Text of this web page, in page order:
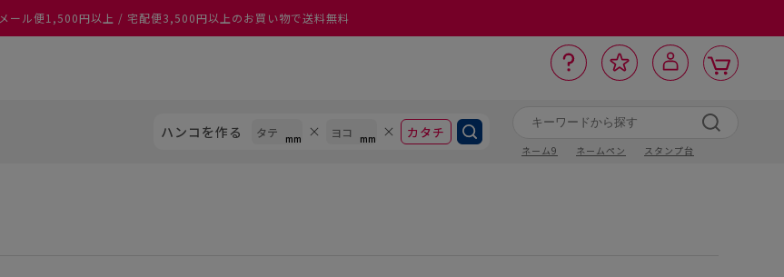
メール便1,500円以上 / 宅配便3,500円以上のお買い物で送料無料
ハンコを作る カタチ
ネーム9 ネームペン スタンプ台
サ
ポ
ト
ー お
気
に
入
り
ロ
グ
イ
ン ト
ー